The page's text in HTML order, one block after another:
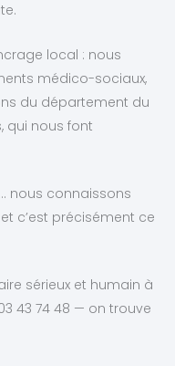
local : nous
médico-sociaux,
du département du
qui nous font
nous connaissons
c’est précisément ce
sérieux et humain à
43 74 48 — on trouve